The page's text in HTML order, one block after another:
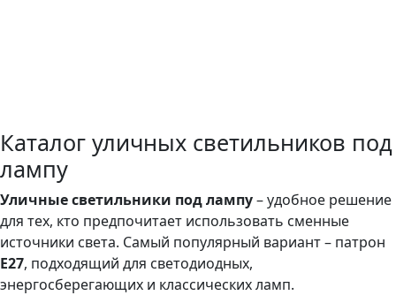
Каталог уличных светильников под
лампу
Уличные светильники под лампу– удобное решение
для тех, кто предпочитает использовать сменные
источники света. Самый популярный вариант – патрон
Е27, подходящий для светодиодных,
энергосберегающих и классических ламп.